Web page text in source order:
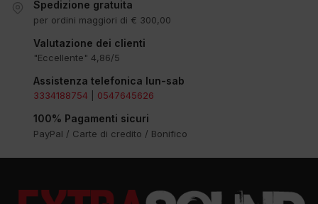
Spedizione gratuita
per ordini maggiori di € 300,00
Valutazione dei clienti
"Eccellente" 4,86/5
Assistenza telefonica lun-sab
3334188754 0547645626
100% Pagamenti sicuri
PayPal / Carte di credito / Bonifico